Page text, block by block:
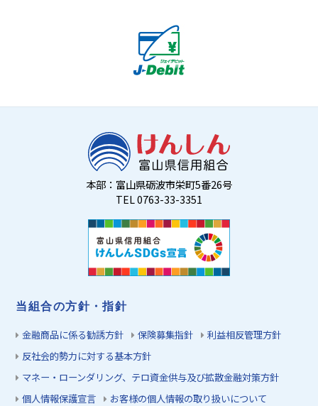
本部：富山県砺波市栄町5番26号
TEL 0763-33-3351
当組合の方針・指針
金融商品に係る勧誘方針 保険募集指針
利益相反管理方針
反社会的勢力に対する基本方針
マネー・ローンダリング、テロ資金供与及び拡散金融対策方針
個人情報保護宣言
お客様の個人情報の取り扱いについて